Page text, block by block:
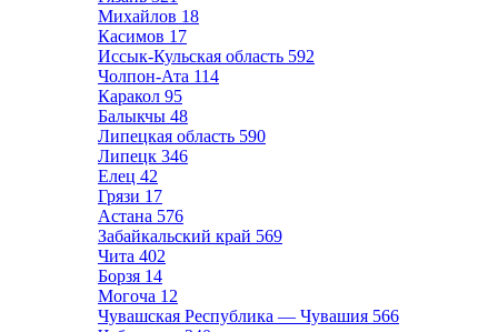
Михайлов 18
Касимов 17
Иссык-Кульская область 592
Чолпон-Ата 114
Каракол 95
Балыкчы 48
Липецкая область 590
Липецк 346
Елец 42
Грязи 17
Астана 576
Забайкальский край 569
Чита 402
Борзя 14
Могоча 12
Чувашская Республика — Чувашия 566